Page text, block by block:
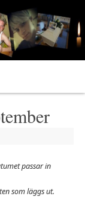
passar in
som läggs ut.